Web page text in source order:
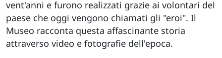
vent'anni e furono realizzati grazie ai volontari del
paese che oggi vengono chiamati gli "eroi". Il
Museo racconta questa affascinante storia
attraverso video e fotografie dell'epoca.